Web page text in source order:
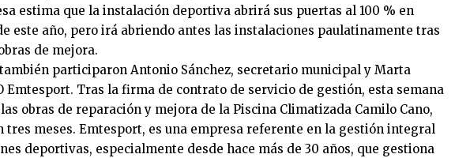
estima que la instalación deportiva abrirá sus puertas al 100 % en
este año, pero irá abriendo antes las instalaciones paulatinamente tras
de mejora.
participaron Antonio Sánchez, secretario municipal y Marta
Emtesport. Tras la firma de contrato de servicio de gestión, esta semana
obras de reparación y mejora de la Piscina Climatizada Camilo Cano,
tres meses. Emtesport, es una empresa referente en la gestión integral
deportivas, especialmente desde hace más de 30 años, que gestiona